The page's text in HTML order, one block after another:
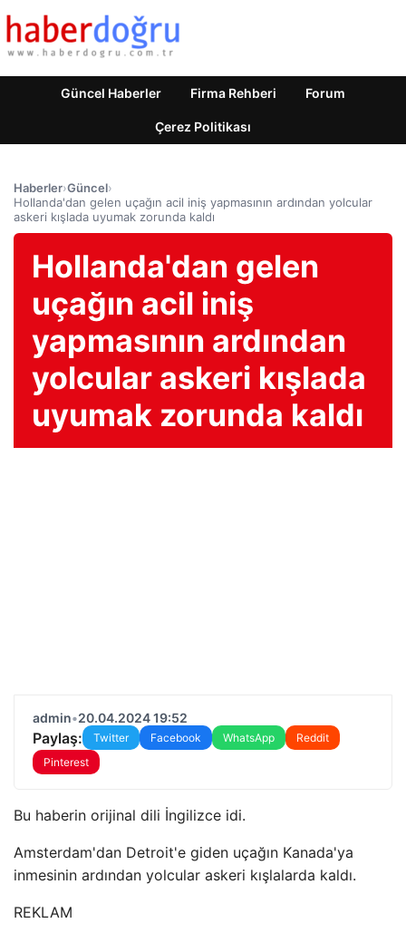
Güncel Haberler Firma Rehberi Forum
Çerez Politikası
Haberler›Güncel›
Hollanda'dan gelen uçağın acil iniş yapmasının ardından yolcular
askeri kışlada uyumak zorunda kaldı
Hollanda'dan gelen
uçağın acil iniş
yapmasının ardından
yolcular askeri kışlada
uyumak zorunda kaldı
admin•20.04.2024 19:52
Paylaş: Twitter Facebook WhatsApp
Reddit
Pinterest
Bu haberin orijinal dili İngilizce idi.
Amsterdam'dan Detroit'e giden uçağın Kanada'ya
inmesinin ardından yolcular askeri kışlalarda kaldı.
REKLAM